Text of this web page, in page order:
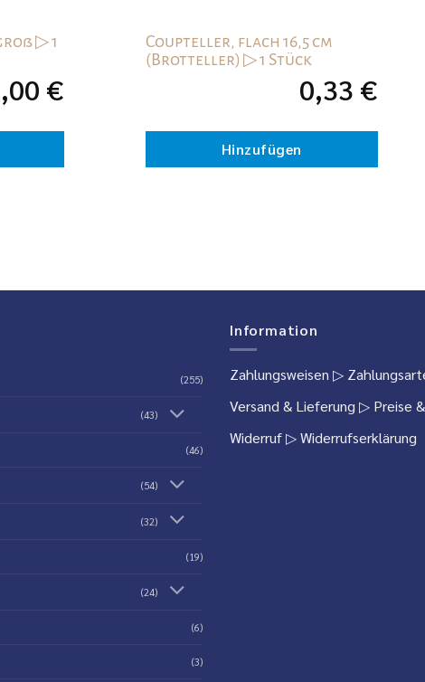
▷ 1
€
Coupteller, flach 16,5 cm
(Brotteller) ▷ 1 Stück
0,33 €
Hinzufügen
(255)
(43)
(46)
(54)
(32)
(19)
(24)
(6)
(3)
Information
Zahlungsweisen ▷
Versand & Lieferung ▷ Preise
Widerruf▷ Widerrufserklärung